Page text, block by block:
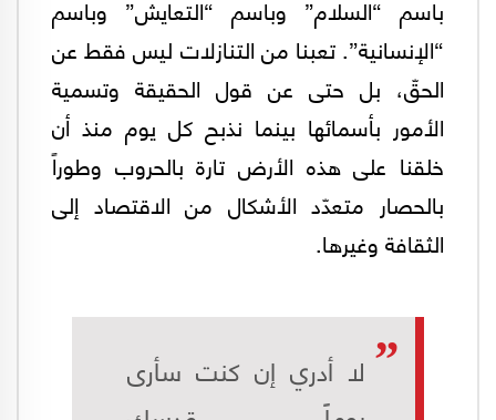
باسم “السلام” وباسم “التعايش” وباسم
“الإنسانية”. تعبنا من التنازلات ليس فقط عن
الحقّ، بل حتى عن قول الحقيقة وتسمية
الأمور بأسمائها بينما نذبح كل يوم منذ أن
خلقنا على هذه الأرض تارة بالحروب وطوراً
بالحصار متعدّد الأشكال من الاقتصاد إلى
الثقافة وغيرها.
لا أدري إن كنت سأرى